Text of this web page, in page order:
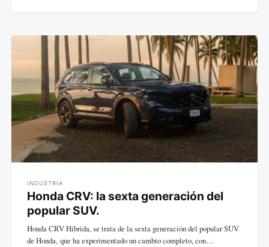
INDUSTRIA
Honda CRV: la sexta generación del
popular SUV.
Honda CRV Híbrida, se trata de la sexta generación del popular SUV
de Honda, que ha experimentado un cambio completo, con…